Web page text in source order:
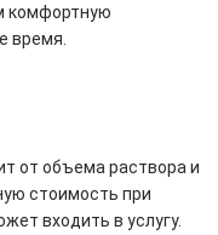
комфортную
время.
от объема раствора и
стоимость при
входить в услугу.